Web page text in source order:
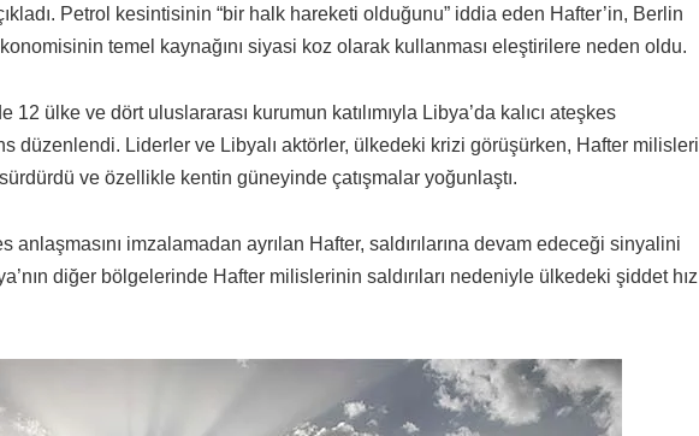
Petrol kesintisinin “bir halk hareketi olduğunu” iddia eden Hafter’in, Berlin
temel kaynağını siyasi koz olarak kullanması eleştirilere neden oldu.
12 ülke ve dört uluslararası kurumun katılımıyla Libya’da kalıcı ateşkes
düzenlendi. Liderler ve Libyalı aktörler, ülkedeki krizi görüşürken, Hafter milisleri
sürdürdü ve özellikle kentin güneyinde çatışmalar yoğunlaştı.
anlaşmasını imzalamadan ayrılan Hafter, saldırılarına devam edeceği sinyalini
diğer bölgelerinde Hafter milislerinin saldırıları nedeniyle ülkedeki şiddet hız